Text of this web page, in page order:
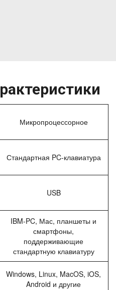
Микропроцессорное
Стандартная PC-клавиатура
USB
IBM-PC, Мас, планшеты и
смартфоны,
поддерживающие
стандартную клавиатуру
Windows, Linux, MacOS, iOS,
Android и другие